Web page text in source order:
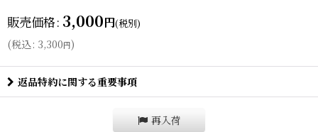
販売価格: 3,000円(税別)
(税込: 3,300円)
返品特約に関する重要事項
再入荷